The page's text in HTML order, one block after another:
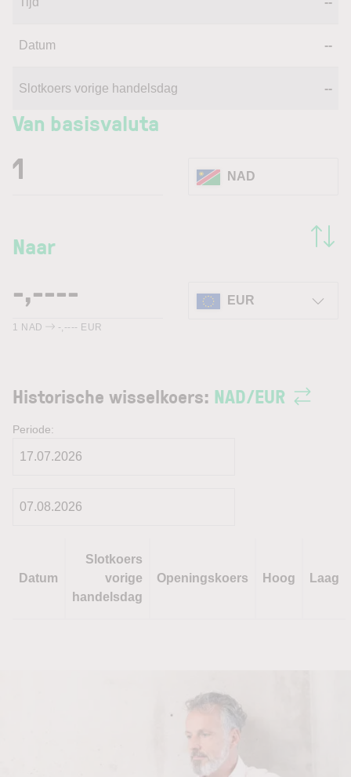
Datum --
Slotkoers vorige handelsdag --
Van basisvaluta
Naar
NAD
EUR
1 NAD -,---- EUR
Historische wisselkoers: NAD/EUR
Periode:
Datum
Slotkoers
vorige
handelsdag
Openingskoers Hoog Laag